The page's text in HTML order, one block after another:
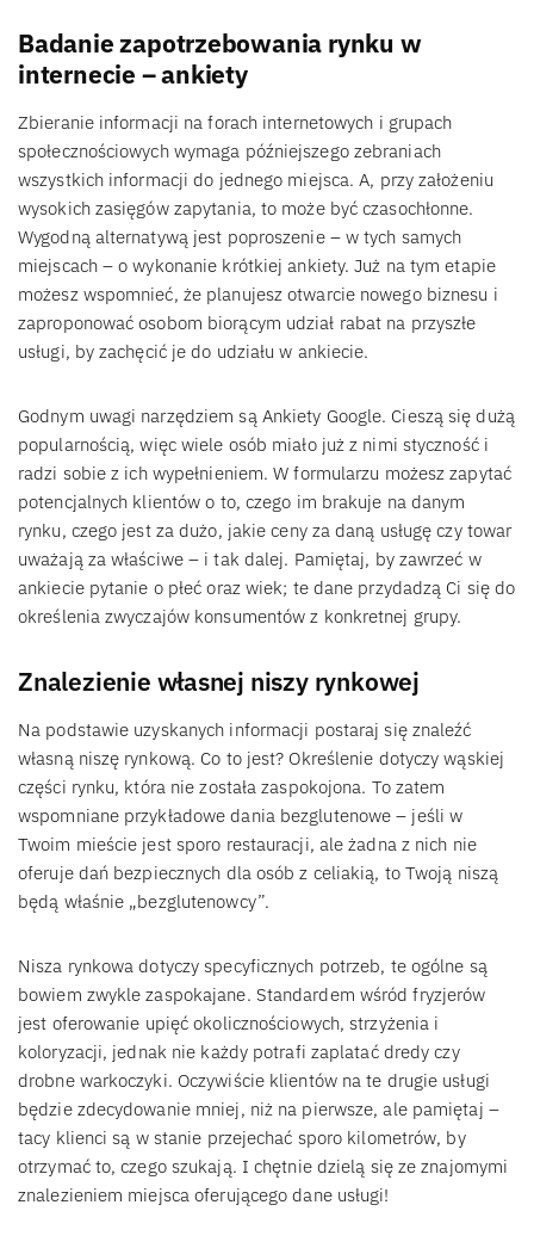
Badanie zapotrzebowania rynku w
internecie – ankiety
Zbieranie informacji na forach internetowych i grupach
społecznościowych wymaga późniejszego zebraniach
wszystkich informacji do jednego miejsca. A, przy założeniu
wysokich zasięgów zapytania, to może być czasochłonne.
Wygodną alternatywą jest poproszenie – w tych samych
miejscach – o wykonanie krótkiej ankiety. Już na tym etapie
możesz wspomnieć, że planujesz otwarcie nowego biznesu i
zaproponować osobom biorącym udział rabat na przyszłe
usługi, by zachęcić je do udziału w ankiecie.
Godnym uwagi narzędziem są Ankiety Google. Cieszą się dużą
popularnością, więc wiele osób miało już z nimi styczność i
radzi sobie z ich wypełnieniem. W formularzu możesz zapytać
potencjalnych klientów o to, czego im brakuje na danym
rynku, czego jest za dużo, jakie ceny za daną usługę czy towar
uważają za właściwe – i tak dalej. Pamiętaj, by zawrzeć w
ankiecie pytanie o płeć oraz wiek; te dane przydadzą Ci się do
określenia zwyczajów konsumentów z konkretnej grupy.
Znalezienie własnej niszy rynkowej
Na podstawie uzyskanych informacji postaraj się znaleźć
własną niszę rynkową. Co to jest? Określenie dotyczy wąskiej
części rynku, która nie została zaspokojona. To zatem
wspomniane przykładowe dania bezglutenowe – jeśli w
Twoim mieście jest sporo restauracji, ale żadna z nich nie
oferuje dań bezpiecznych dla osób z celiakią, to Twoją niszą
będą właśnie „bezglutenowcy”.
Nisza rynkowa dotyczy specyficznych potrzeb, te ogólne są
bowiem zwykle zaspokajane. Standardem wśród fryzjerów
jest oferowanie upięć okolicznościowych, strzyżenia i
koloryzacji, jednak nie każdy potrafi zaplatać dredy czy
drobne warkoczyki. Oczywiście klientów na te drugie usługi
będzie zdecydowanie mniej, niż na pierwsze, ale pamiętaj –
tacy klienci są w stanie przejechać sporo kilometrów, by
otrzymać to, czego szukają. I chętnie dzielą się ze znajomymi
znalezieniem miejsca oferującego dane usługi!